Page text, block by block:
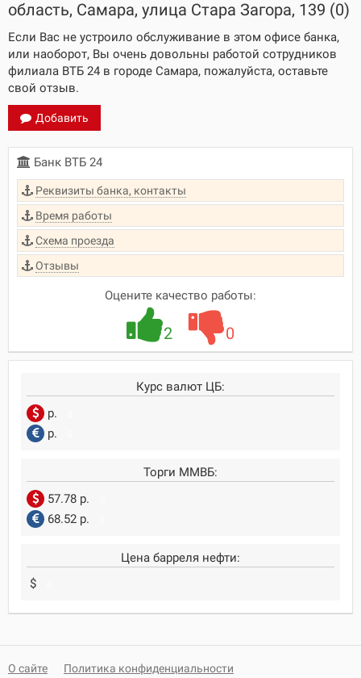
область, Самара, улица Стара Загора, 139 (0)
Если Вас не устроило обслуживание в этом офисе банка,
или наоборот, Вы очень довольны работой сотрудников
филиала ВТБ 24 в городе Самара, пожалуйста, оставьте
свой отзыв.
Добавить
Банк ВТБ 24
Реквизиты банка, контакты
Время работы
Схема проезда
Отзывы
Оцените качество работы:
2 0
Курс валют ЦБ:
р.
р.
Торги ММВБ:
57.78 р.
68.52 р.
Цена барреля нефти:
$
О сайте Политика конфиденциальности